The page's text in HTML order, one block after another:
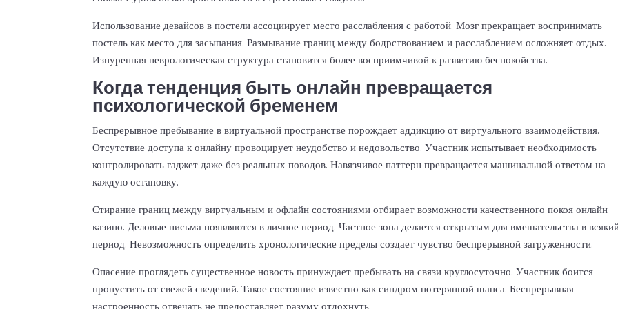
Использование девайсов в постели ассоциирует место расслабления с работой. Мозг прекращает воспринимать
постель как место для засыпания. Размывание границ между бодрствованием и расслаблением осложняет отдых.
Изнуренная неврологическая структура становится более восприимчивой к развитию беспокойства.
Когда тенденция быть онлайн превращается
психологической бременем
Беспрерывное пребывание в виртуальной пространстве порождает аддикцию от виртуального взаимодействия.
Отсутствие доступа к онлайну провоцирует неудобство и недовольство. Участник испытывает необходимость
контролировать гаджет даже без реальных поводов. Навязчивое паттерн превращается машинальной ответом на
каждую остановку.
Стирание границ между виртуальным и офлайн состояниями отбирает возможности качественного покоя онлайн
казино. Деловые письма появляются в личное период. Частное зона делается открытым для вмешательства в
период. Невозможность определить хронологические пределы создает чувство беспрерывной загруженности.
Опасение проглядеть существенное новость принуждает пребывать на связи круглосуточно. Участник боится
пропустить от свежей сведений. Такое состояние известно как синдром потерянной шанса. Беспрерывная
настроенность отвечать не предоставляет разуму отдохнуть.